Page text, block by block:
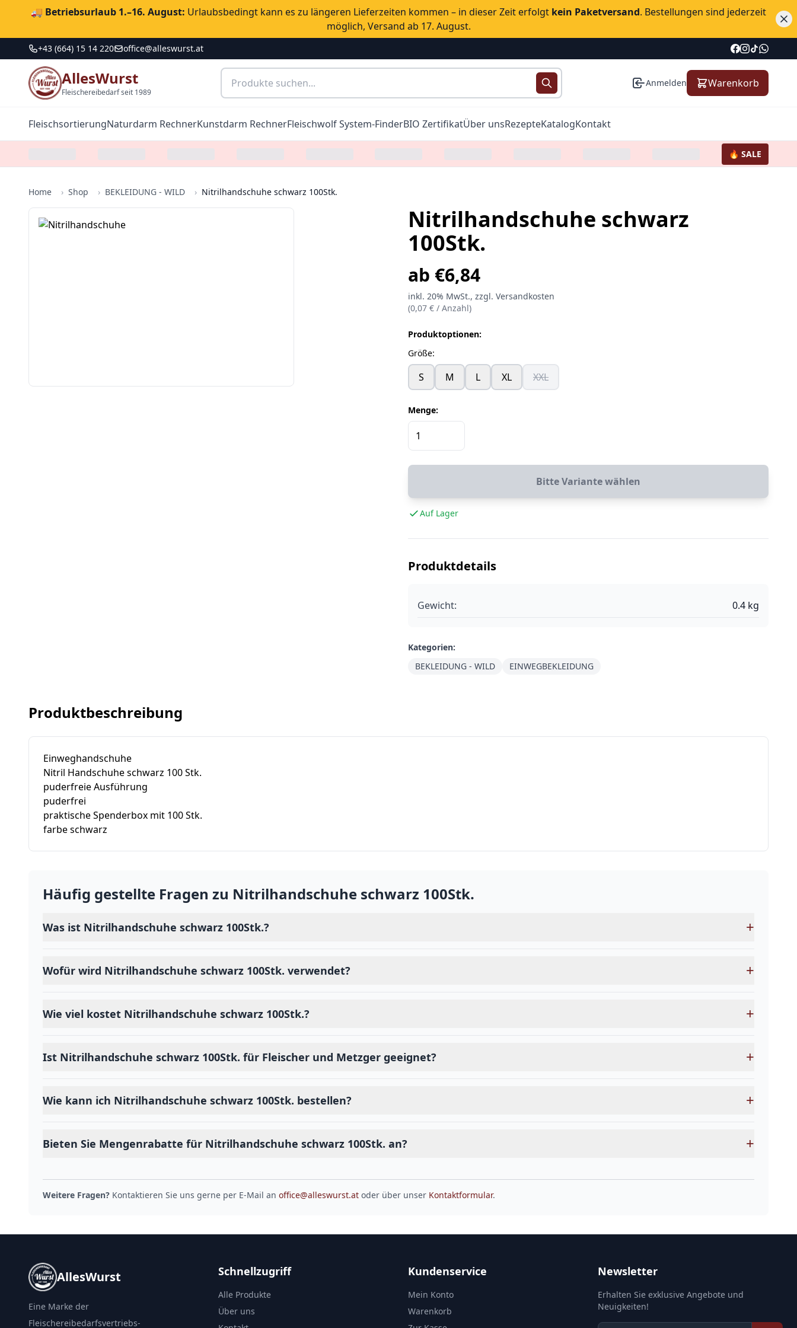
🚚 Betriebsurlaub 1.–16. August: Urlaubsbedingt kann es zu längeren Lieferzeiten kommen – in dieser Zeit erfolgt kein Paketversand. Bestellungen sind jederzeit
möglich, Versand ab 17. August.
+43 (664) 15 14 220 office@alleswurst.at
AllesWurst
Fleischereibedarf seit 1989
Anmelden Warenkorb
FleischsortierungNaturdarm RechnerKunstdarm RechnerFleischwolf System-FinderBIO ZertifikatÜber unsRezepteKatalogKontakt
🔥 SALE
Home › Shop › BEKLEIDUNG - WILD › Nitrilhandschuhe schwarz 100Stk.
Nitrilhandschuhe schwarz
100Stk.
ab €6,84
inkl. 20% MwSt., zzgl. Versandkosten
(0,07 € / Anzahl)
Produktoptionen:
Größe:
S M L XL XXL
Menge:
Bitte Variante wählen
Auf Lager
Produktdetails
Gewicht: 0.4 kg
Kategorien:
BEKLEIDUNG - WILD
EINWEGBEKLEIDUNG
Produktbeschreibung
Einweghandschuhe
Nitril Handschuhe schwarz 100 Stk.
puderfreie Ausführung
puderfrei
praktische Spenderbox mit 100 Stk.
farbe schwarz
Häufig gestellte Fragen zu Nitrilhandschuhe schwarz 100Stk.
Was ist Nitrilhandschuhe schwarz 100Stk.? +
Wofür wird Nitrilhandschuhe schwarz 100Stk. verwendet? +
Wie viel kostet Nitrilhandschuhe schwarz 100Stk.? +
Ist Nitrilhandschuhe schwarz 100Stk. für Fleischer und Metzger geeignet? +
Wie kann ich Nitrilhandschuhe schwarz 100Stk. bestellen? +
Bieten Sie Mengenrabatte für Nitrilhandschuhe schwarz 100Stk. an? +
Weitere Fragen? Kontaktieren Sie uns gerne per E-Mail an office@alleswurst.at oder über unser Kontaktformular.
AllesWurst
Eine Marke der
Fleischereibedarfsvertriebs-
Schnellzugriff
Alle Produkte
Über uns
Kundenservice
Mein Konto
Warenkorb
Newsletter
Erhalten Sie exklusive Angebote und
Neuigkeiten!